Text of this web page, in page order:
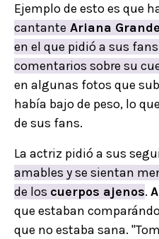
Ejemplo de esto es que
cantante Ariana Grande
en el que pidió a sus
comentarios sobre su
en algunas fotos que
había bajo de peso, lo
de sus fans.
La actriz pidió a sus
amables y se sientan
de los cuerpos ajenos.
que estaban
que no estaba sana.